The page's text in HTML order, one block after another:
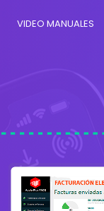
VIDEO MANUALES